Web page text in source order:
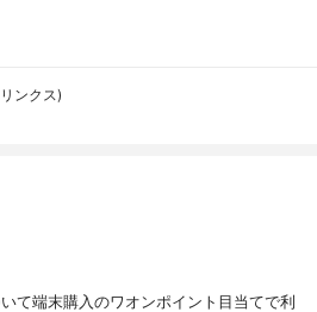
ンクス)
て端末購入のワオンポイント目当てで利